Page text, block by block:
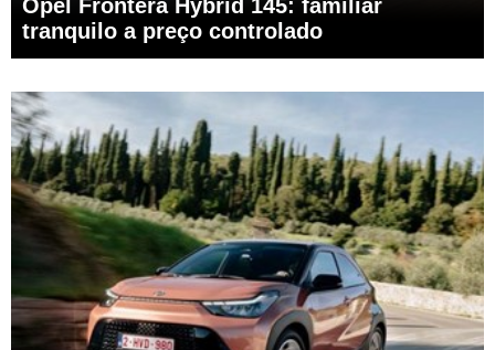
Opel Frontera Hybrid 145: familiar
tranquilo a preço controlado